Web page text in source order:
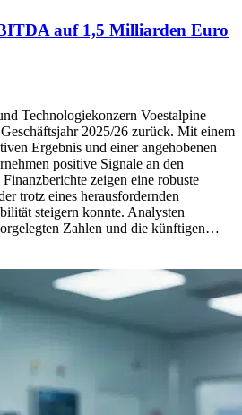
auf 1,5 Milliarden Euro
Technologiekonzern Voestalpine
2025/26 zurück. Mit einem
Ergebnis und einer angehobenen
positive Signale an den
zeigen eine robuste
trotz eines herausfordernden
steigern konnte. Analysten
Zahlen und die künftigen…